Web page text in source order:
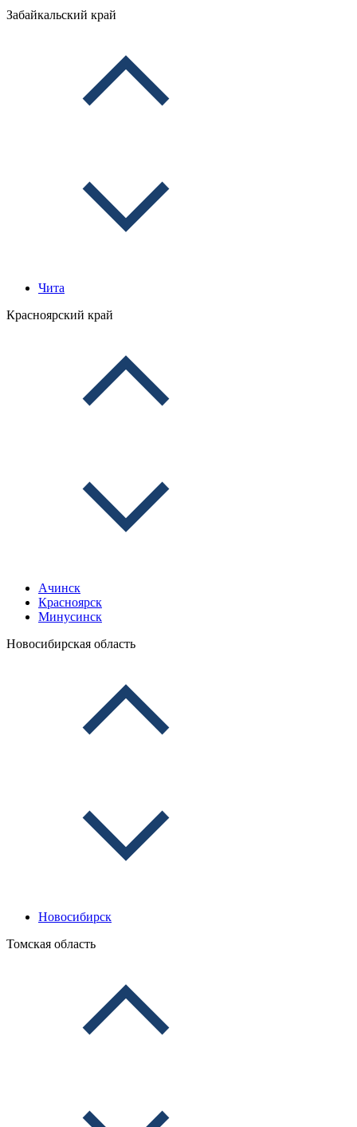
Забайкальский край
Чита
Красноярский край
Ачинск
Красноярск
Минусинск
Новосибирская область
Новосибирск
Томская область